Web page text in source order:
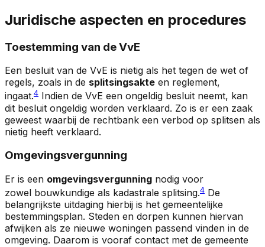
Juridische aspecten en procedures
Toestemming van de VvE
Een besluit van de VvE is nietig als het tegen de wet of
regels, zoals in de splitsingsakte en reglement,
ingaat.4 Indien de VvE een ongeldig besluit neemt, kan
dit besluit ongeldig worden verklaard. Zo is er een zaak
geweest waarbij de rechtbank een verbod op splitsen als
nietig heeft verklaard.
Omgevingsvergunning
Er is een omgevingsvergunning nodig voor
zowel bouwkundige als kadastrale splitsing.4 De
belangrijkste uitdaging hierbij is het gemeentelijke
bestemmingsplan. Steden en dorpen kunnen hiervan
afwijken als ze nieuwe woningen passend vinden in de
omgeving. Daarom is vooraf contact met de gemeente